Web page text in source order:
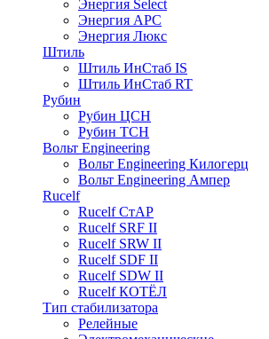
Энергия Select
Энергия АРС
Энергия Люкс
Штиль
Штиль ИнСтаб IS
Штиль ИнСтаб RT
Рубин
Рубин ЦСН
Рубин ТСН
Вольт Engineering
Вольт Engineering Килогерц
Вольт Engineering Ампер
Rucelf
Rucelf СтАР
Rucelf SRF II
Rucelf SRW II
Rucelf SDF II
Rucelf SDW II
Rucelf КОТЁЛ
Тип стабилизатора
Релейные